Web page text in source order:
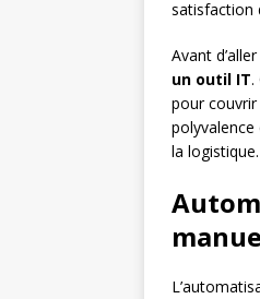
satisfaction
Avant
un outil IT.
pour couvrir
polyvalence
la logistique.